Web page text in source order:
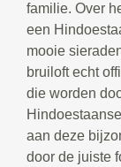
familie. Over
een
mooie
bruiloft echt
die worden
aan deze
door de juiste